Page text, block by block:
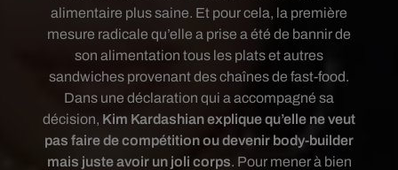
alimentaire plus saine. Et pour cela, la première
mesure radicale qu’elle a prise a été de bannir de
son alimentation tous les plats et autres
sandwiches provenant des chaînes de fast-food.
Dans une déclaration qui a accompagné sa
décision, Kim Kardashian explique qu’elle ne veut
pas faire de compétition ou devenir body-builder
mais juste avoir un joli corps. Pour mener à bien